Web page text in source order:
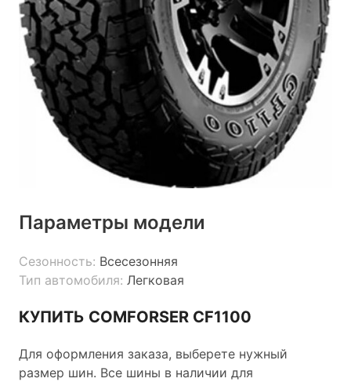
Параметры модели
Сезонность: Всесезонняя
Тип автомобиля: Легковая
КУПИТЬ COMFORSER CF1100
Для оформления заказа, выберете нужный
размер шин. Все шины в наличии для